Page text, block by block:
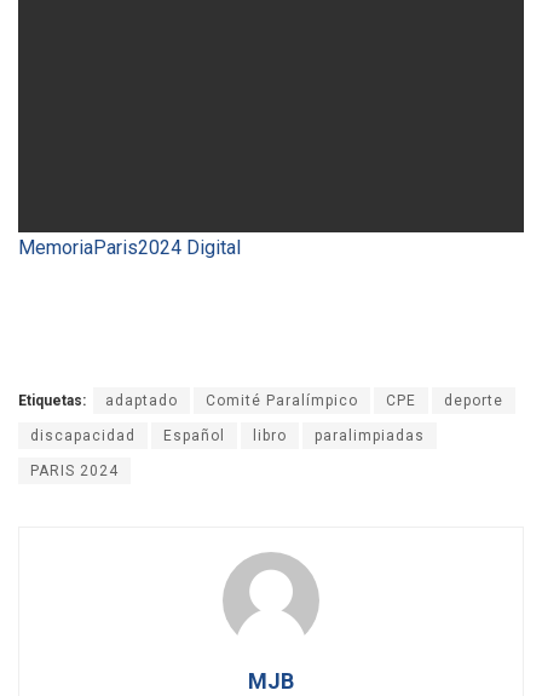
MemoriaParis2024 Digital
Etiquetas: adaptado Comité Paralímpico CPE deporte
discapacidad Español libro paralimpiadas
PARIS 2024
MJB